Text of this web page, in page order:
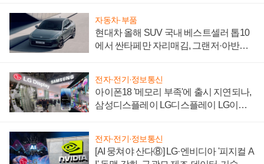
자동차·부품
현대차 올해 SUV 국내 베스트셀러 톱10
에서 싼타페만 자리매김, 그랜저·아반떼
전자·전기·정보통신
아이폰18 '메모리 부족'에 출시 지연되나,
삼성디스플레이 LG디스플레이 LG이노
전자·전기·정보통신
[AI 뭉쳐야 산다⑧] LG·엔비디아 '피지컬 A